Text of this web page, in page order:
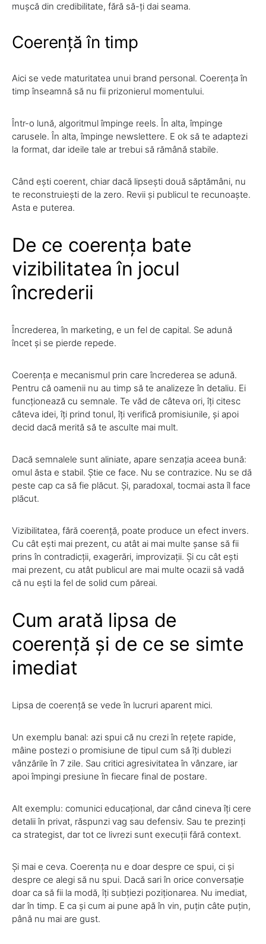
mușcă din credibilitate, fără să-ți dai seama.
Coerență în timp
Aici se vede maturitatea unui brand personal. Coerența în
timp înseamnă să nu fii prizonierul momentului.
Într-o lună, algoritmul împinge reels. În alta, împinge
carusele. În alta, împinge newslettere. E ok să te adaptezi
la format, dar ideile tale ar trebui să rămână stabile.
Când ești coerent, chiar dacă lipsești două săptămâni, nu
te reconstruiești de la zero. Revii și publicul te recunoaște.
Asta e puterea.
De ce coerența bate
vizibilitatea în jocul
încrederii
Încrederea, în marketing, e un fel de capital. Se adună
încet și se pierde repede.
Coerența e mecanismul prin care încrederea se adună.
Pentru că oamenii nu au timp să te analizeze în detaliu. Ei
funcționează cu semnale. Te văd de câteva ori, îți citesc
câteva idei, îți prind tonul, îți verifică promisiunile, și apoi
decid dacă merită să te asculte mai mult.
Dacă semnalele sunt aliniate, apare senzația aceea bună:
omul ăsta e stabil. Știe ce face. Nu se contrazice. Nu se dă
peste cap ca să fie plăcut. Și, paradoxal, tocmai asta îl face
plăcut.
Vizibilitatea, fără coerență, poate produce un efect invers.
Cu cât ești mai prezent, cu atât ai mai multe șanse să fii
prins în contradicții, exagerări, improvizații. Și cu cât ești
mai prezent, cu atât publicul are mai multe ocazii să vadă
că nu ești la fel de solid cum păreai.
Cum arată lipsa de
coerență și de ce se simte
imediat
Lipsa de coerență se vede în lucruri aparent mici.
Un exemplu banal: azi spui că nu crezi în rețete rapide,
mâine postezi o promisiune de tipul cum să îți dublezi
vânzările în 7 zile. Sau critici agresivitatea în vânzare, iar
apoi împingi presiune în fiecare final de postare.
Alt exemplu: comunici educațional, dar când cineva îți cere
detalii în privat, răspunzi vag sau defensiv. Sau te prezinți
ca strategist, dar tot ce livrezi sunt execuții fără context.
Și mai e ceva. Coerența nu e doar despre ce spui, ci și
despre ce alegi să nu spui. Dacă sari în orice conversație
doar ca să fii la modă, îți subțiezi poziționarea. Nu imediat,
dar în timp. E ca și cum ai pune apă în vin, puțin câte puțin,
până nu mai are gust.